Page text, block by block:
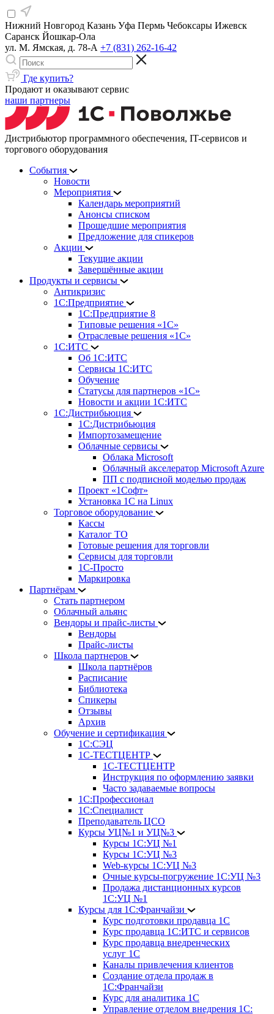
Нижний Новгород Казань Уфа Пермь Чебоксары Ижевск
Саранск Йошкар-Ола
ул. М. Ямская, д. 78-А +7 (831) 262-16-42
Где купить?
Продают и оказывают сервис
наши партнеры
Дистрибьютор программного обеспечения, IT-сервисов и
торгового оборудования
События
Новости
Мероприятия
Календарь мероприятий
Анонсы списком
Прошедшие мероприятия
Предложение для спикеров
Акции
Текущие акции
Завершённые акции
Продукты и сервисы
Антикризис
1С:Предприятие
1С:Предприятие 8
Типовые решения «1С»
Отраслевые решения «1С»
1С:ИТС
Об 1С:ИТС
Сервисы 1С:ИТС
Обучение
Статусы для партнеров «1С»
Новости и акции 1С:ИТС
1С:Дистрибьюция
1С:Дистрибьюция
Импортозамещение
Облачные сервисы
Облака Microsoft
Облачный акселератор Microsoft Azure
ПП с подписной моделью продаж
Проект «1Софт»
Установка 1С на Linux
Торговое оборудование
Кассы
Каталог ТО
Готовые решения для торговли
Сервисы для торговли
1С-Просто
Маркировка
Партнёрам
Стать партнером
Облачный альянс
Вендоры и прайс-листы
Вендоры
Прайс-листы
Школа партнеров
Школа партнёров
Расписание
Библиотека
Спикеры
Отзывы
Архив
Обучение и сертификация
1С:СЭЦ
1С-ТЕСТЦЕНТР
1С-ТЕСТЦЕНТР
Инструкция по оформлению заявки
Часто задаваемые вопросы
1С:Профессионал
1С:Специалист
Преподаватель ЦСО
Курсы УЦ№1 и УЦ№3
Курсы 1С:УЦ №1
Курсы 1С:УЦ №3
Web-курсы 1С:УЦ №3
Очные курсы-погружение 1С:УЦ №3
Продажа дистанционных курсов
1С:УЦ №1
Курсы для 1С:Франчайзи
Курс подготовки продавца 1С
Курс продавца 1С:ИТС и сервисов
Курс продавца внедренческих
услуг 1С
Каналы привлечения клиентов
Создание отдела продаж в
1С:Франчайзи
Курс для аналитика 1С
Управление отделом внедрения 1С: